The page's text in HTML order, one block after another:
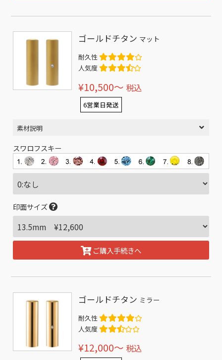
ゴールドチタン マット
耐久性
人気度
¥10,500〜 税込
6営業日発送
素材説明
スワロフスキー
印面サイズ
ご購入手続きへ
ゴールドチタン ミラー
耐久性
人気度
¥12,000〜 税込